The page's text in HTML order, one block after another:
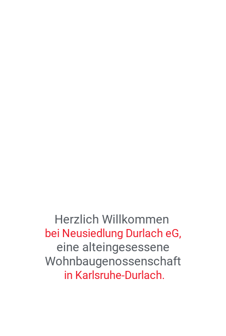
Herzlich Willkommen
bei Neusiedlung Durlach eG,
eine alteingesessene
Wohnbaugenossenschaft
in Karlsruhe-Durlach.